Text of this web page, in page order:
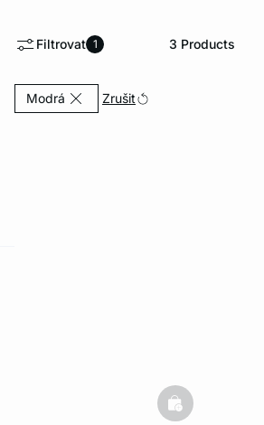
Filtrovat 1 3 Products
Modrá Currently Refined by Barva: Modrá
Zrušit
basketfull